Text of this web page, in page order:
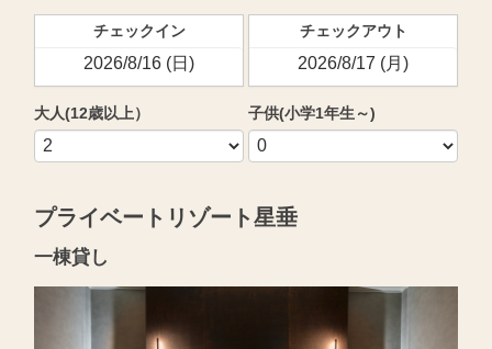
チェックイン チェックアウト
大人(12歳以上） 子供(小学1年生～)
プライベートリゾート星垂
一棟貸し